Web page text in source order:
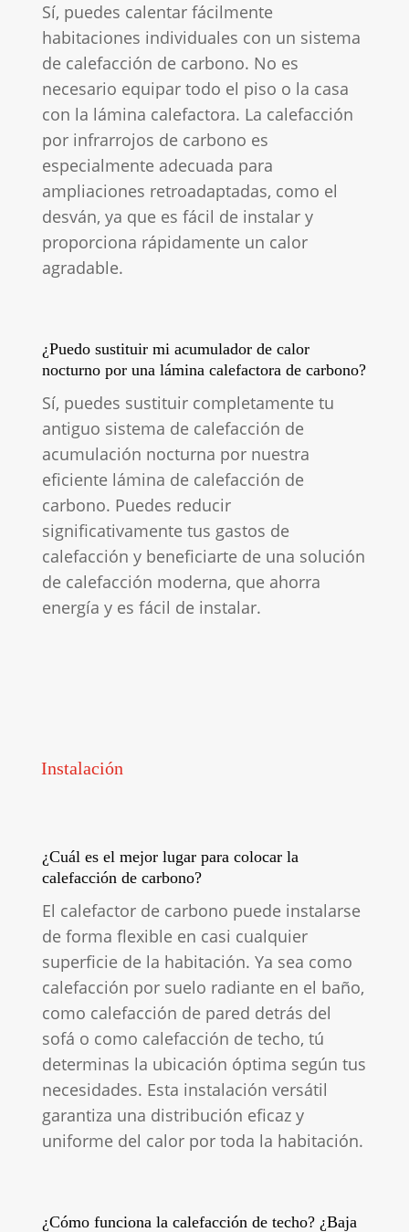
Sí, puedes calentar fácilmente
habitaciones individuales con un sistema
de calefacción de carbono. No es
necesario equipar todo el piso o la casa
con la lámina calefactora. La calefacción
por infrarrojos de carbono es
especialmente adecuada para
ampliaciones retroadaptadas, como el
desván, ya que es fácil de instalar y
proporciona rápidamente un calor
agradable.
¿Puedo sustituir mi acumulador de calor
nocturno por una lámina calefactora de carbono?
Sí, puedes sustituir completamente tu
antiguo sistema de calefacción de
acumulación nocturna por nuestra
eficiente lámina de calefacción de
carbono. Puedes reducir
significativamente tus gastos de
calefacción y beneficiarte de una solución
de calefacción moderna, que ahorra
energía y es fácil de instalar.
Instalación
¿Cuál es el mejor lugar para colocar la
calefacción de carbono?
El calefactor de carbono puede instalarse
de forma flexible en casi cualquier
superficie de la habitación. Ya sea como
calefacción por suelo radiante en el baño,
como calefacción de pared detrás del
sofá o como calefacción de techo, tú
determinas la ubicación óptima según tus
necesidades. Esta instalación versátil
garantiza una distribución eficaz y
uniforme del calor por toda la habitación.
¿Cómo funciona la calefacción de techo? ¿Baja